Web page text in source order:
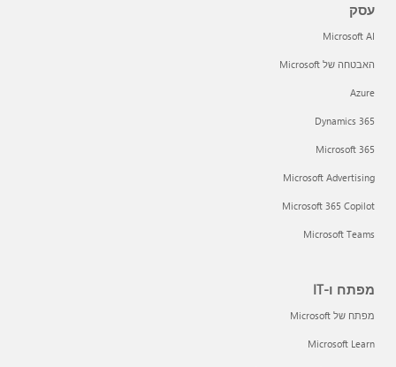
עסק
Microsoft AI
האבטחה של Microsoft
Azure
Dynamics 365
Microsoft 365
Microsoft Advertising
Microsoft 365 Copilot
Microsoft Teams
מפתח ו-IT
מפתח של Microsoft
Microsoft Learn